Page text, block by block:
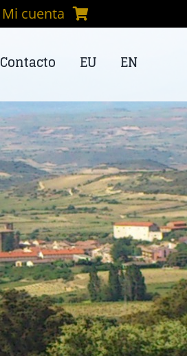
Mi cuenta
Contacto EU EN